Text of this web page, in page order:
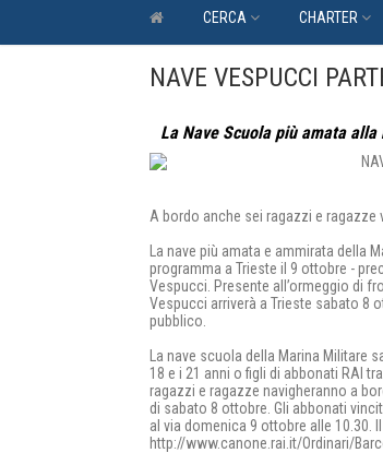
CERCA CHARTER
NAVE VESPUCCI
La Nave Scuola più amata
A bordo anche sei ragazzi e
La nave più amata e ammirata della
programma a Trieste il 9 ottobre -
Vespucci. Presente all’ormeggio di
Vespucci arriverà a Trieste sabato 8
pubblico.
La nave scuola della Marina Militare
18 e i 21 anni o figli di abbonati RAI
ragazzi e ragazze navigheranno a
di sabato 8 ottobre. Gli abbonati
al via domenica 9 ottobre alle 10.30.
http://www.canone.rai.it/Ordinari/